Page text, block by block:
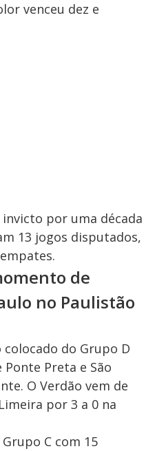
venceu dez e
por uma década
13 jogos disputados,
de
no Paulistão
do Grupo D
Preta e São
O Verdão vem de
por 3 a 0 na
C com 15